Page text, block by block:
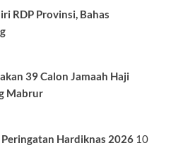
RDP Provinsi, Bahas
39 Calon Jamaah Haji
Mabrur
Hardiknas 2026 10